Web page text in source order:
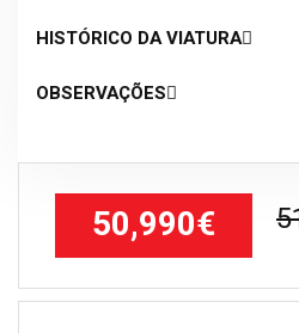
HISTÓRICO DA VIATURA
OBSERVAÇÕES
50,990€